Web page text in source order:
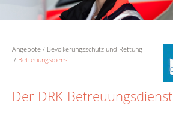
Angebote
Bevölkerungsschutz und Rettung
Betreuungsdienst
Der DRK-Betreuungsdienst